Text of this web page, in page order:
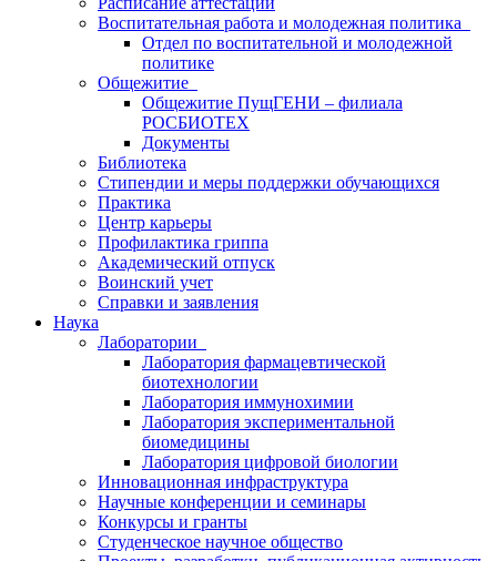
Воспитательная работа и молодежная политика
Отдел по воспитательной и молодежной
политике
Общежитие
Общежитие ПущГЕНИ – филиала
РОСБИОТЕХ
Документы
Библиотека
Стипендии и меры поддержки обучающихся
Практика
Центр карьеры
Профилактика гриппа
Академический отпуск
Воинский учет
Справки и заявления
Наука
Лаборатории
Лаборатория фармацевтической
биотехнологии
Лаборатория иммунохимии
Лаборатория экспериментальной
биомедицины
Лаборатория цифровой биологии
Инновационная инфраструктура
Научные конференции и семинары
Конкурсы и гранты
Студенческое научное общество